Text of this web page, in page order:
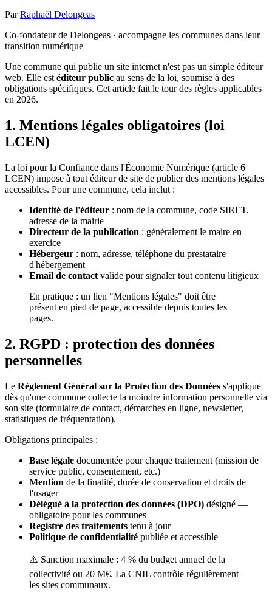
ParRaphaël Delongeas
Co-fondateur de Delongeas · accompagne les communes dans leur
transition numérique
Une commune qui publie un site internet n'est pas un simple éditeur
web. Elle est éditeur public au sens de la loi, soumise à des
obligations spécifiques. Cet article fait le tour des règles applicables
en 2026.
1. Mentions légales obligatoires (loi
LCEN)
La loi pour la Confiance dans l'Économie Numérique (article 6
LCEN) impose à tout éditeur de site de publier des mentions légales
accessibles. Pour une commune, cela inclut :
Identité de l'éditeur : nom de la commune, code SIRET,
adresse de la mairie
Directeur de la publication : généralement le maire en
exercice
Hébergeur : nom, adresse, téléphone du prestataire
d'hébergement
Email de contact valide pour signaler tout contenu litigieux
En pratique : un lien "Mentions légales" doit être
présent en pied de page, accessible depuis toutes les
pages.
2. RGPD : protection des données
personnelles
Le Règlement Général sur la Protection des Données s'applique
dès qu'une commune collecte la moindre information personnelle via
son site (formulaire de contact, démarches en ligne, newsletter,
statistiques de fréquentation).
Obligations principales :
Base légale documentée pour chaque traitement (mission de
service public, consentement, etc.)
Mention de la finalité, durée de conservation et droits de
l'usager
Délégué à la protection des données (DPO) désigné —
obligatoire pour les communes
Registre des traitements tenu à jour
Politique de confidentialité publiée et accessible
⚠️ Sanction maximale : 4 % du budget annuel de la
collectivité ou 20 M€. La CNIL contrôle régulièrement
les sites communaux.